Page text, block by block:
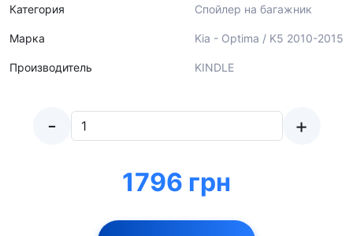
Категория
Марка
Производитель
Спойлер на багажник
Kia - Optima / K5 2010-2015
KINDLE
- +
1796 грн